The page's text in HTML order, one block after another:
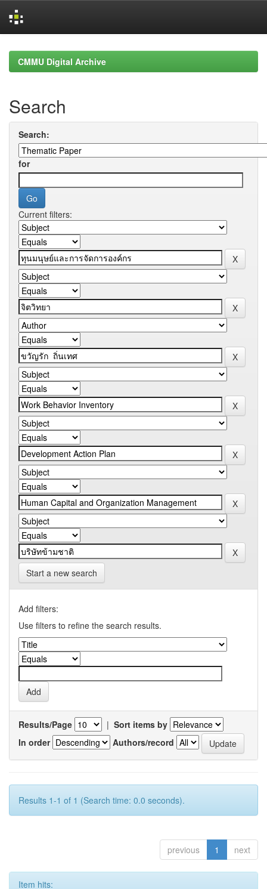
navigationCMMU Digital Archive
Search
Search:
for
Current filters:
Start a new search
Add filters:
Use filters to refine the search results.
Results/Page | Sort items by
In order
Authors/record
Results 1-1 of 1 (Search time: 0.0 seconds).
previous 1 next
Item hits: